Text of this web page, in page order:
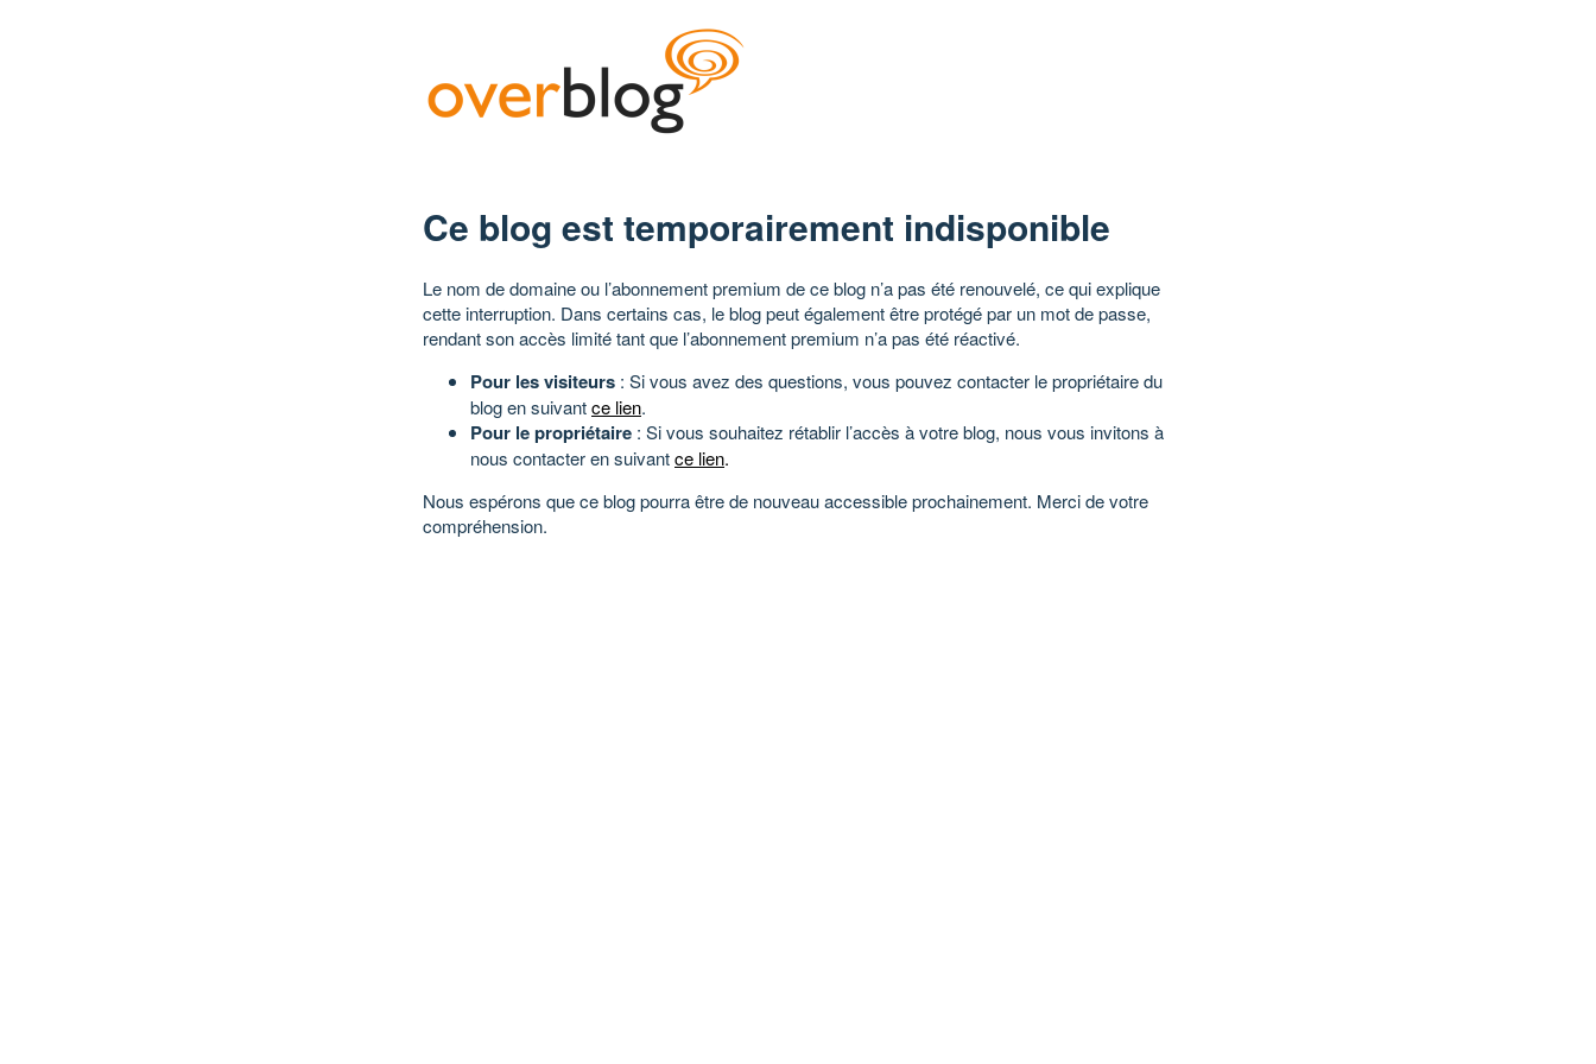
Ce blog est temporairement indisponible
Le nom de domaine ou l’abonnement premium de ce blog n’a pas été renouvelé, ce qui explique
cette interruption. Dans certains cas, le blog peut également être protégé par un mot de passe,
rendant son accès limité tant que l’abonnement premium n’a pas été réactivé.
Pour les visiteurs : Si vous avez des questions, vous pouvez contacter le propriétaire du
blog en suivantce lien.
Pour le propriétaire : Si vous souhaitez rétablir l’accès à votre blog, nous vous invitons à
nous contacter en suivantce lien.
Nous espérons que ce blog pourra être de nouveau accessible prochainement. Merci de votre
compréhension.